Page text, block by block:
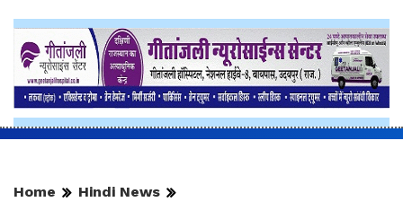
Home Hindi News